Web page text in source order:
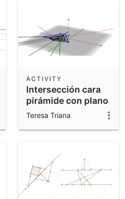
Intersección cara
pirámide con plano
ABC
ACTIVITY
Teresa Triana